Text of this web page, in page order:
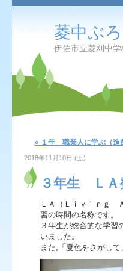
菱中ぶ
伊佐市立菱刈中
« １年 職業人に学ぶ（進
2018年11月10日 (土)
３年生 ＬＡ
ＬＡ（Ｌｉｖｉｎｇ
習の時間の名称です。
３年生が総合的な学習
いました。
また,「夏色をさがして